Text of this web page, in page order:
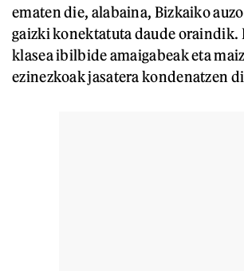
ematen die, alabaina, Bizkaiko
gaizki konektatuta daude oraindik.
klasea ibilbide amaigabeak eta
ezinezkoak jasatera kondenatzen